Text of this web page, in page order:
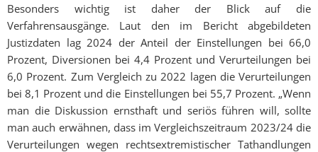
Besonders wichtig ist daher der Blick auf die
Verfahrensausgänge. Laut den im Bericht abgebildeten
Justizdaten lag 2024 der Anteil der Einstellungen bei 66,0
Prozent, Diversionen bei 4,4 Prozent und Verurteilungen bei
6,0 Prozent. Zum Vergleich zu 2022 lagen die Verurteilungen
bei 8,1 Prozent und die Einstellungen bei 55,7 Prozent. „Wenn
man die Diskussion ernsthaft und seriös führen will, sollte
man auch erwähnen, dass im Vergleichszeitraum 2023/24 die
Verurteilungen wegen rechtsextremistischer Tathandlungen